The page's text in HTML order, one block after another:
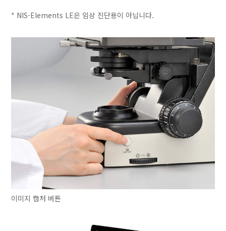
* NIS-Elements LE은 임상 진단용이 아닙니다.
이미지 캡처 버튼